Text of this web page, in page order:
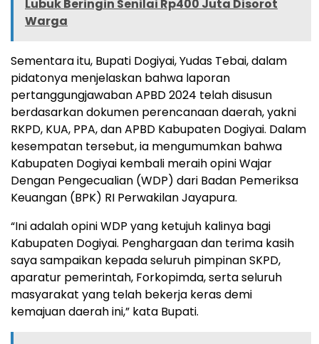
Lubuk Beringin Senilai Rp400 Juta Disorot
Warga
Sementara itu, Bupati Dogiyai, Yudas Tebai, dalam
pidatonya menjelaskan bahwa laporan
pertanggungjawaban APBD 2024 telah disusun
berdasarkan dokumen perencanaan daerah, yakni
RKPD, KUA, PPA, dan APBD Kabupaten Dogiyai. Dalam
kesempatan tersebut, ia mengumumkan bahwa
Kabupaten Dogiyai kembali meraih opini Wajar
Dengan Pengecualian (WDP) dari Badan Pemeriksa
Keuangan (BPK) RI Perwakilan Jayapura.
“Ini adalah opini WDP yang ketujuh kalinya bagi
Kabupaten Dogiyai. Penghargaan dan terima kasih
saya sampaikan kepada seluruh pimpinan SKPD,
aparatur pemerintah, Forkopimda, serta seluruh
masyarakat yang telah bekerja keras demi
kemajuan daerah ini,” kata Bupati.